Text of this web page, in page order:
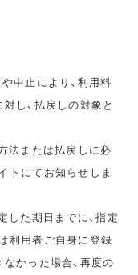
中止により、利用料
し、払戻しの対象と
法または払戻しに必
トにてお知らせしま
した期日までに、指定
利用者ご自身に登録
かった場合、再度の